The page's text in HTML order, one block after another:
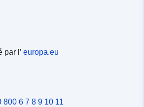
par l’ europa.eu
800 6 7 8 9 10 11